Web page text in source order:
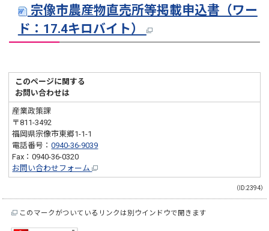
宗像市農産物直売所等掲載申込書（ワー
ド：17.4キロバイト）
このページに関する
お問い合わせは
産業政策課
〒811-3492
福岡県宗像市東郷1-1-1
電話番号：0940-36-9039
Fax：0940-36-0320
お問い合わせフォーム
（ID:2394）
このマークがついているリンクは別ウインドウで開きます